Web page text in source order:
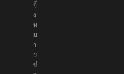
จ้
ง
ห
ม
า
ย
ข่